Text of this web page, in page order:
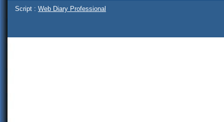
Script : Web Diary Professional